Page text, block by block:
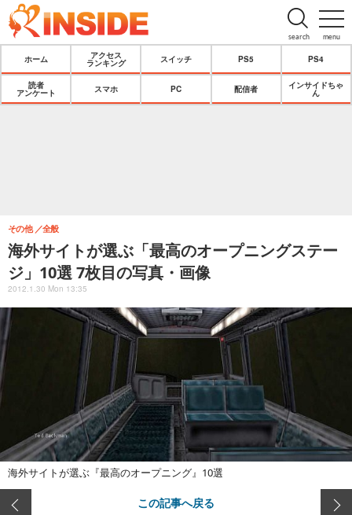
menu
search
ホーム
アクセス
ランキング
スイッチ PS5 PS4
読者
アンケート
スマホ PC 配信者
インサイドちゃ
ん
海外サイトが選ぶ「最高のオープニングステー
ジ」10選 7枚目の写真・画像
その他 全般
2012.1.30 Mon 13:35
海外サイトが選ぶ『最高のオープニング』10選
この記事へ戻る